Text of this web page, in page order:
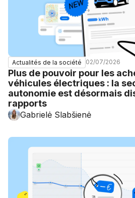
Actualités de la société 02/07/2026
Plus de pouvoir pour les
véhicules électriques : la
autonomie est désormais
rapports
Gabrielė Slabšienė